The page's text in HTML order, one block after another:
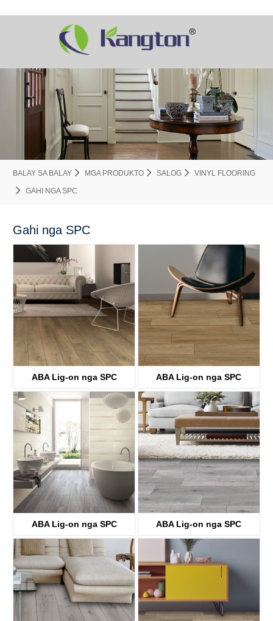
BALAY SA BALAY MGA PRODUKTO SALOG VINYL FLOORING
GAHI NGA SPC
Gahi nga SPC
ABA Lig-on nga SPC
Flooring
KTV8033
ABA Lig-on nga SPC
Flooring
KTV8034
ABA Lig-on nga SPC
Flooring
KTV8035
ABA Lig-on nga SPC
Flooring
KTV4058